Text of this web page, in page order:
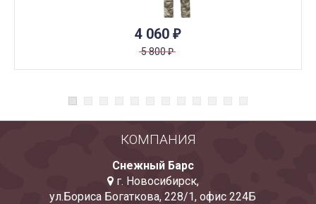
4 060 ₽
5 800₽
КОМПАНИЯ
Снежный Барс
г. Новосибирск,
ул.Бориса Богаткова, 228/1, офис 224Б